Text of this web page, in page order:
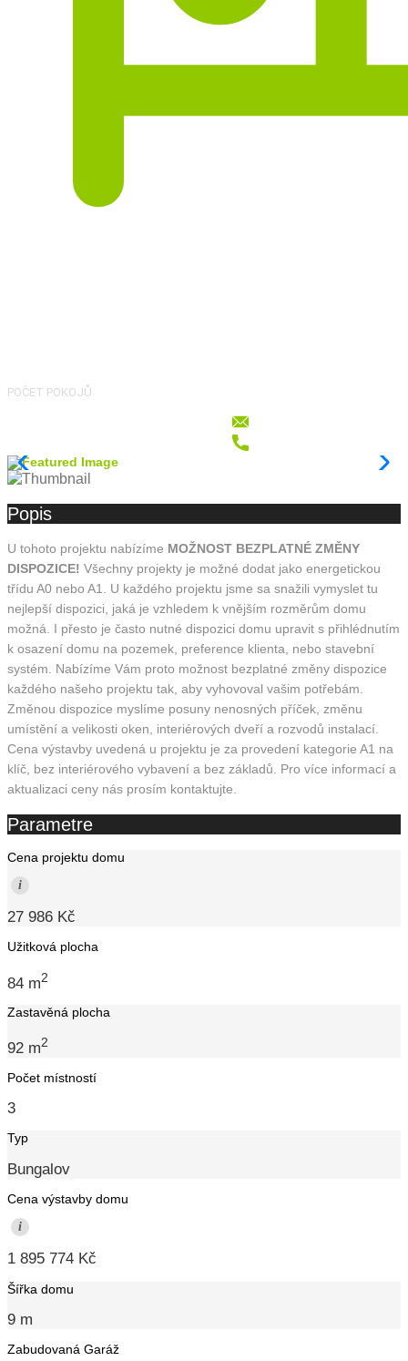
POČET POKOJŮ
Popis
U tohoto projektu nabízíme MOŽNOST BEZPLATNÉ ZMĚNY
DISPOZICE! Všechny projekty je možné dodat jako energetickou
třídu A0 nebo A1. U každého projektu jsme sa snažili vymyslet tu
nejlepší dispozici, jaká je vzhledem k vnějším rozměrům domu
možná. I přesto je často nutné dispozici domu upravit s přihlédnutím
k osazení domu na pozemek, preference klienta, nebo stavební
systém. Nabízíme Vám proto možnost bezplatné změny dispozice
každého našeho projektu tak, aby vyhovoval vašim potřebám.
Změnou dispozice myslíme posuny nenosných příček, změnu
umístění a velikosti oken, interiérových dveří a rozvodů instalací.
Cena výstavby uvedená u projektu je za provedení kategorie A1 na
klíč, bez interiérového vybavení a bez základů. Pro více informací a
aktualizaci ceny nás prosím kontaktujte.
Parametre
Cena projektu domu
i
27 986 Kč
Užitková plocha
84 m2
Zastavěná plocha
92 m2
Počet místností
3
Typ
Bungalov
Cena výstavby domu
i
1 895 774 Kč
Šířka domu
9 m
Zabudovaná Garáž